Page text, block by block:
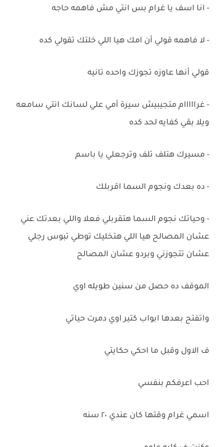
- انا اسف يا غرام بس انتي مش فاهمه حاجه
- لا فاهمه قولي أن امك هيا اللي خلتك تقولي كده
قولي أنها عاوزه تجوزك واحده تانيه
- غرااااام متجيبيش سيرة أمي علي لسانك انتي سامعه
ويلا بقي كفايه لحد كده
- مسيرك هتلف تلف وترجعلي يا باسم
- ده بعدك ونجوم السما اقربلك
- وحياتك نجوم السما هتقربلي فعلا واللي بعدتك عني
عشان المصالح هيا اللي هتخليك توطي تبوس رجلي
عشان تتجوزني وبردو عشان المصالح
الموقف ده حصل من سنين طويله اوي
واتفتح بعدها ابواب كتير اوي دمرت حياتي
ف الاول وقبل ما احكي حكايتي
احب اعرفكم بنفسي
اسمي غرام وقتها كان عندي ٢٠ سنه